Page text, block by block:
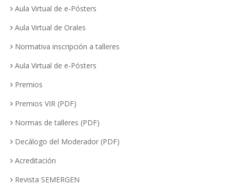
Aula Virtual de e-Pósters
Aula Virtual de Orales
Normativa inscripción a talleres
Aula Virtual de e-Pósters
Premios
Premios VIR (PDF)
Normas de talleres (PDF)
Decálogo del Moderador (PDF)
Acreditación
Revista SEMERGEN